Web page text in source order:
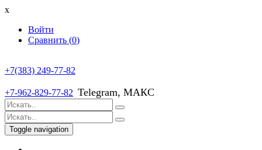
x
Войти
Сравнить (0)
+7(383) 249-77-82
+7-962-829-77-82 Telegram, МАКС
Toggle navigation